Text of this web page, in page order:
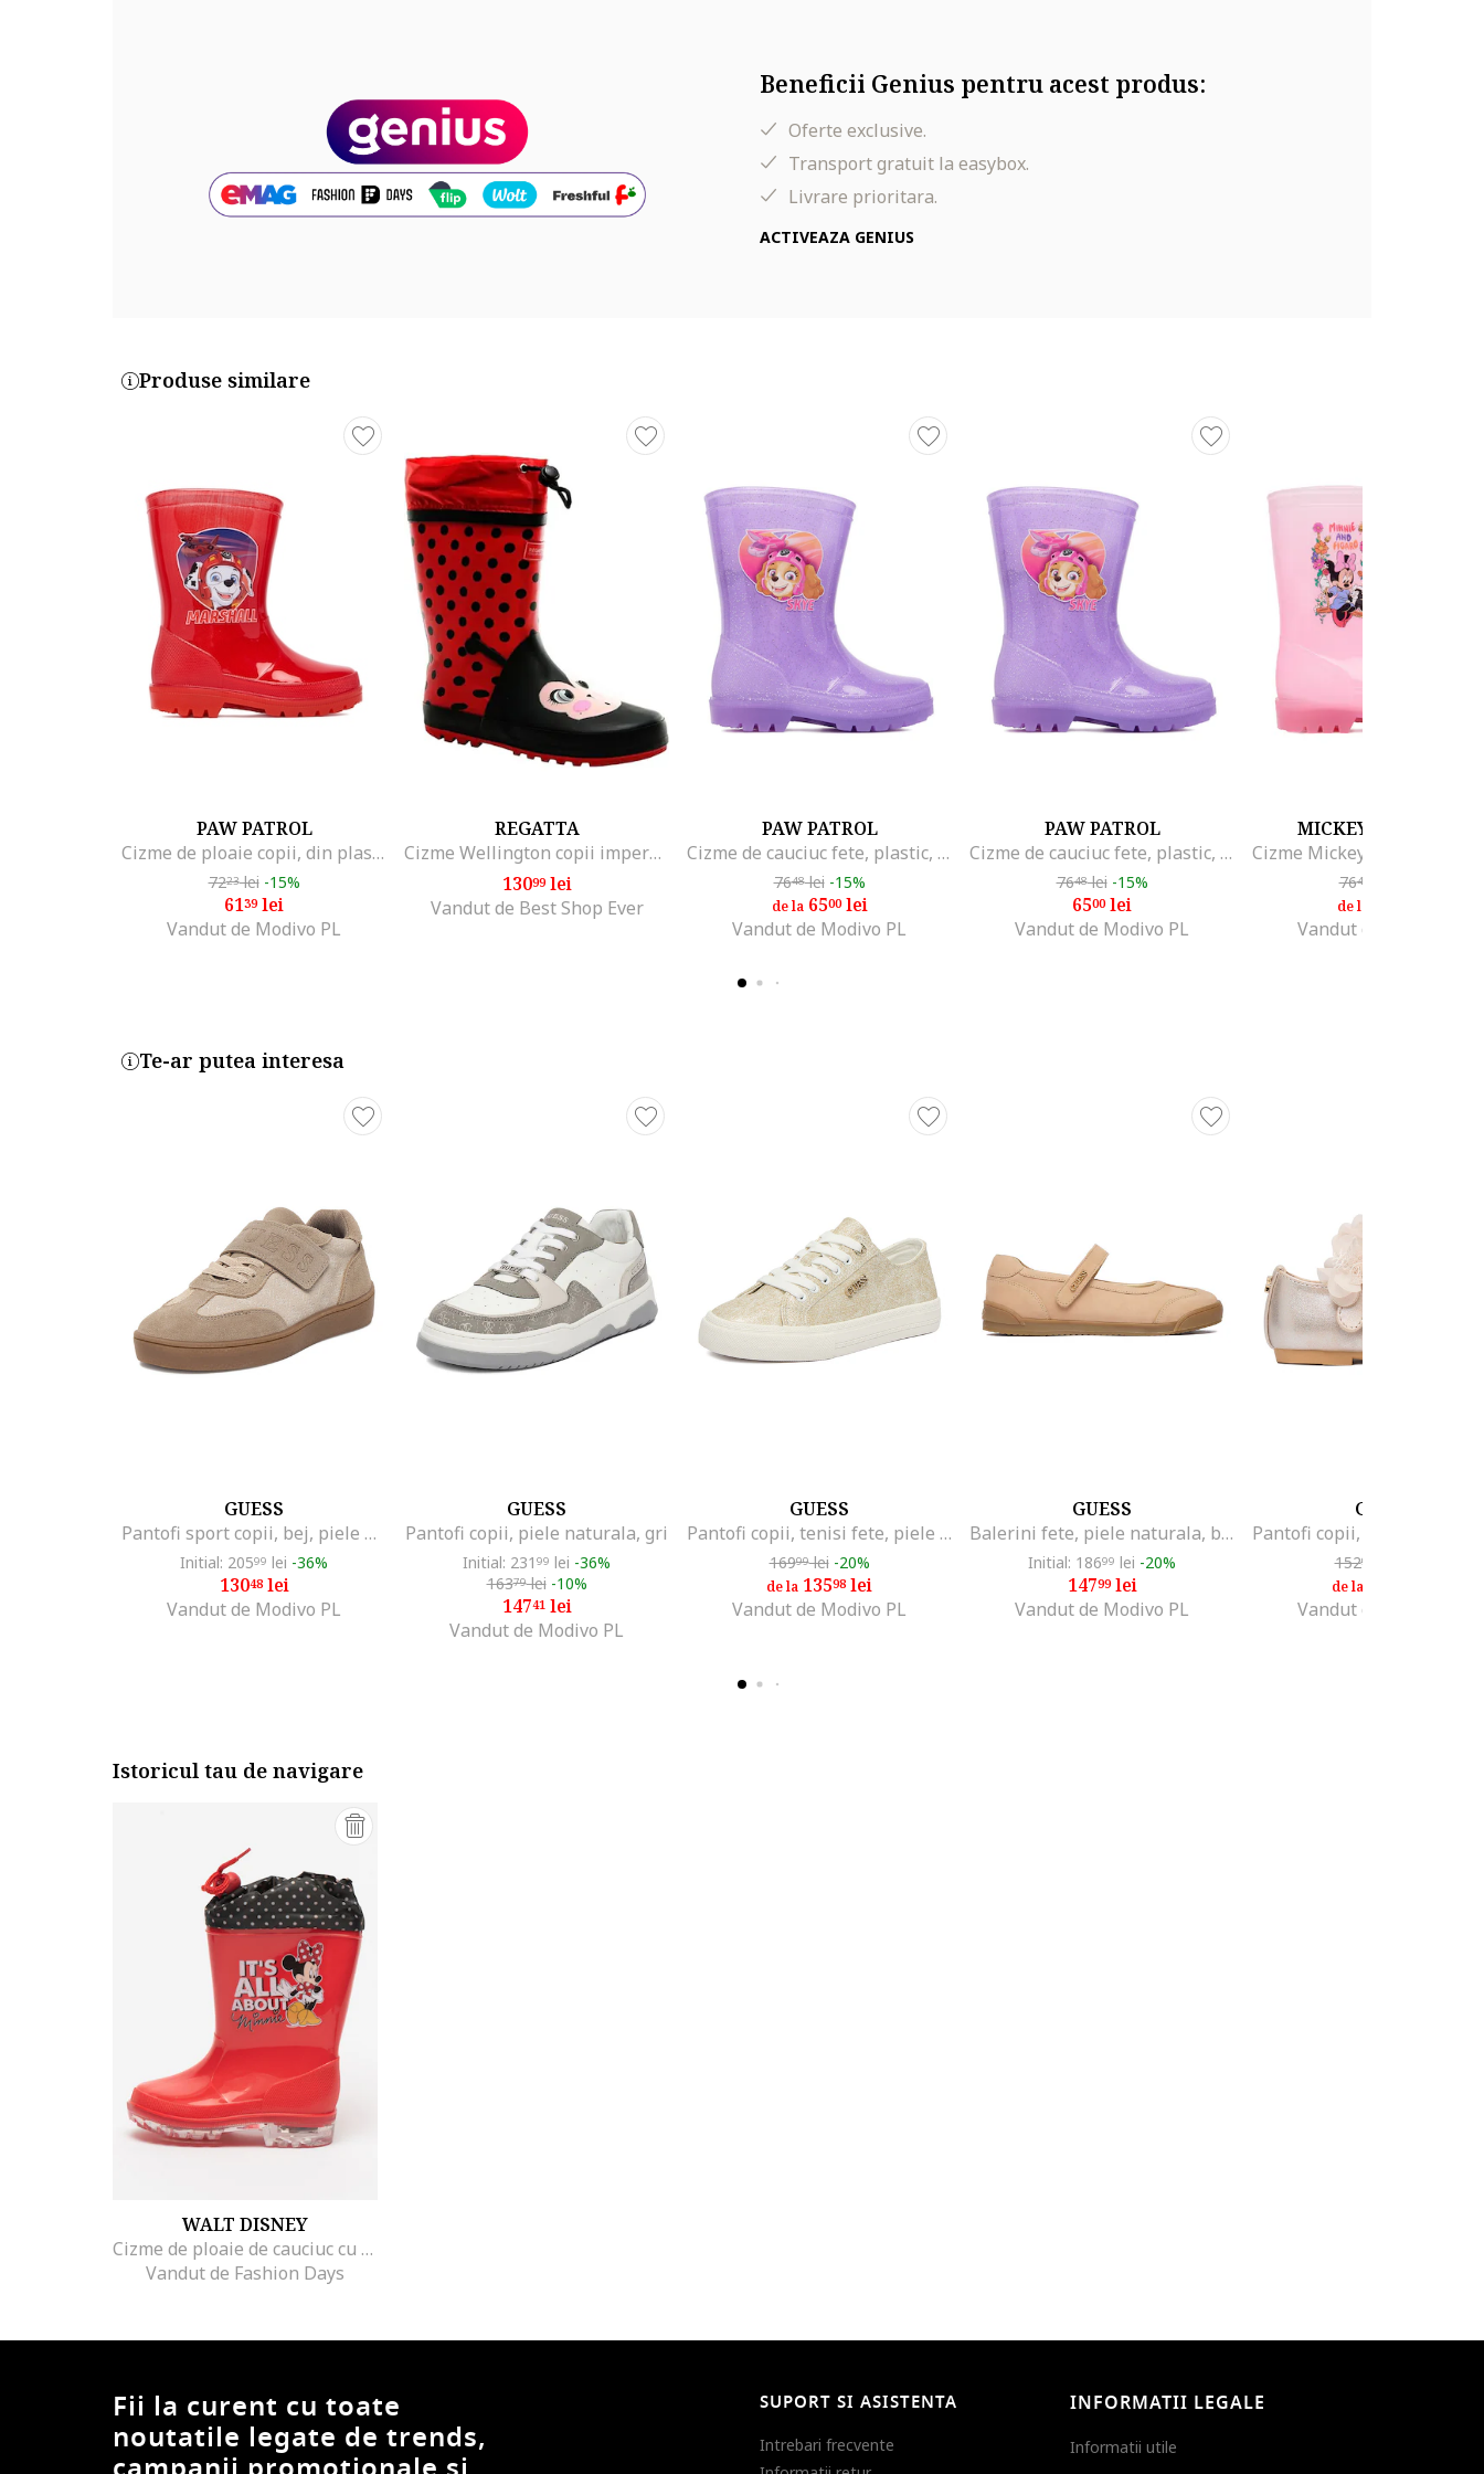
Partea superioara: textil, alte materiale
Material talpa: alte materiale
Beneficii Genius pentru acest produs:
Oferte exclusive.
Transport gratuit la easybox.
Livrare prioritara.
ACTIVEAZA GENIUS
Produse similare
PAW PATROL
Cizme de ploaie copii, din plastic, rosu
7223lei -15%
6139lei
Vandut de Modivo PL
REGATTA
Cizme Wellington copii impermeabile, rosu, cauciuc, slip-on
13099lei
Vandut de Best Shop Ever
PAW PATROL
Cizme de cauciuc fete, plastic, Mov
7648lei -15%
de la6500lei
Vandut de Modivo PL
PAW PATROL
Cizme de cauciuc fete, plastic, Violet
7648lei -15%
6500lei
Vandut de Modivo PL
MICKEY & FRIENDS
7648
de la
Vandut de Modivo PL
Te-ar putea interesa
GUESS
Pantofi sport copii, bej, piele naturala, sistem inchidere Velcro
Initial: 20599 lei -36%
13048lei
Vandut de Modivo PL
GUESS
Pantofi copii, piele naturala, gri
Initial: 231 99 lei -36%
16379lei -10%
14741lei
Vandut de Modivo PL
GUESS
Pantofi copii, tenisi fete, piele ecologica, auriu
16999lei -20%
de la 13598 lei
Vandut de Modivo PL
GUESS
Balerini fete, piele naturala, bej, sistem inchidere Velcro
Initial: 18699 lei -20%
14799lei
Vandut de Modivo PL
GUESS
15299
de la
Vandut de Modivo PL
Istoricul tau de navigare
WALT DISNEY
Cizme de ploaie de cauciuc cu Minnie Mouse, Rosu
Vandut de Fashion Days
Fii la curent cu toate
noutatile legate de trends,
SUPORT SI ASISTENTA
Intrebari frecvente
INFORMATII LEGALE
Informatii utile